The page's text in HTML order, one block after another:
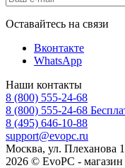
Оставайтесь на связи
Вконтакте
WhatsApp
Наши контакты
8 (800) 555-24-68
8 (800) 555-24-68
8 (495) 646-10-88
support@evopc.ru
Москва, ул. Плеханова
2026 © EvoPC -